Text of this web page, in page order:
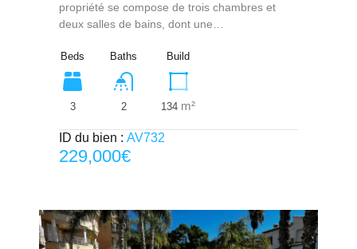
propriété se compose de trois chambres et
deux salles de bains, dont une…
Beds
3
Baths
2
Build
134 m²
ID du bien : AV732
229,000€